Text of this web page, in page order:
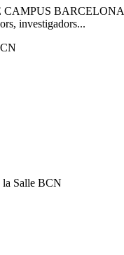
BARCELONA
investigadors...
la Salle BCN